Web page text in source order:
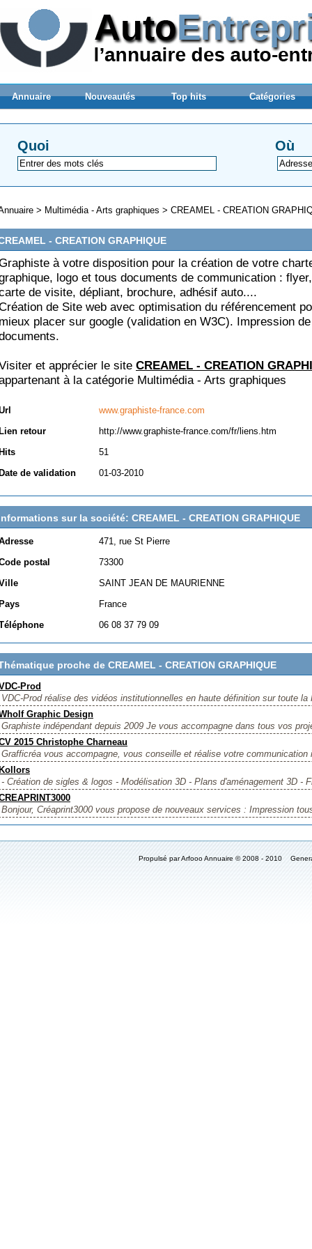
Annuaire Nouveautés Top hits Catégories
Quoi Où
> Multimédia - Arts graphiques > CREAMEL - CREATION
- CREATION GRAPHIQUE
à votre disposition pour la création de votre
logo et tous documents de communication :
de visite, dépliant, brochure, adhésif auto....
de Site web avec optimisation du référencement
placer sur google (validation en W3C). Impression
et apprécier le site CREAMEL - CREATION
à la catégorie Multimédia - Arts graphiques
www.graphiste-france.com
retour
http://www.graphiste-france.com/fr/liens.htm
51
de validation
01-03-2010
sur la société: CREAMEL - CREATION GRAPHIQUE
471, rue St Pierre
postal
73300
SAINT JEAN DE MAURIENNE
France
06 08 37 79 09
proche de CREAMEL - CREATION GRAPHIQUE
Prod
VDC-Prod réalise des vidéos institutionnelles en haute définition sur toute la
Graphic Design
Graphiste indépendant depuis 2009 Je vous accompagne dans tous vos
2015 Christophe Charneau
Grafficréa vous accompagne, vous conseille et réalise votre communication
- Création de sigles & logos - Modélisation 3D - Plans d'aménagement 3D -
Bonjour, Créaprint3000 vous propose de nouveaux services : Impression
Propulsé par Arfooo Annuaire © 2008 - 2010